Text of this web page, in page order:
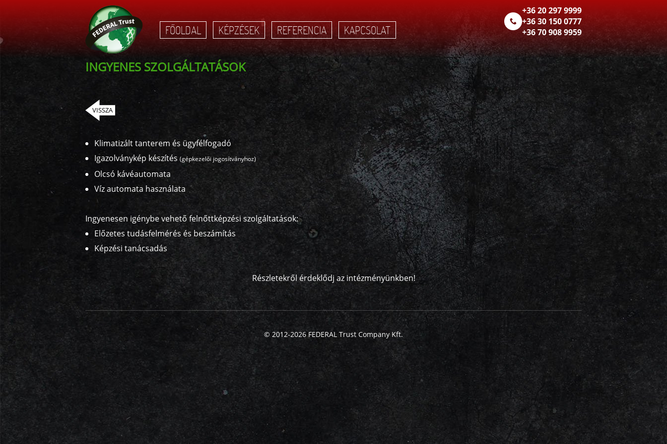
Visszahívást kérek
Név* Telefon* VISSZAHÍVÁST kérek
FŐOLDAL KÉPZÉSEK REFERENCIA KAPCSOLAT
.
+36 20 297 9999
+36 30 150 0777
+36 70 908 9959
INGYENES SZOLGÁLTATÁSOK
VISSZA
Klimatizált tanterem és ügyfélfogadó
Igazolványkép készítés (gépkezelői jogosítványhoz)
Olcsó kávéautomata
Víz automata használata
Ingyenesen igénybe vehető felnőttképzési szolgáltatások:
Előzetes tudásfelmérés és beszámítás
Képzési tanácsadás
Részletekről érdeklődj az intézményünkben!
© 2012-2026 FEDERAL Trust Company Kft.